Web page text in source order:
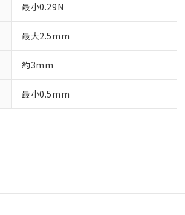
最小0.29N
最大2.5mm
約3mm
最小0.5mm